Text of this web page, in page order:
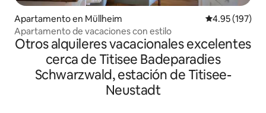
Apartamento en Müllheim Calificación
4.95 (197)
Apartamento de vacaciones con estilo
Otros alquileres vacacionales excelentes
cerca de Titisee Badeparadies
Schwarzwald, estación de Titisee-
Neustadt